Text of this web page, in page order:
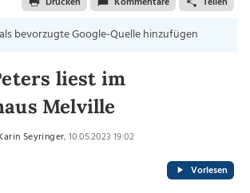
bevorzugte Google-Quelle hinzufügen
liest im
Melville
Seyringer, 10.05.2023 19:02
Vorlesen